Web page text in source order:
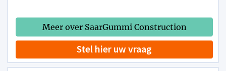
Meer over SaarGummi Construction
Stel hier uw vraag